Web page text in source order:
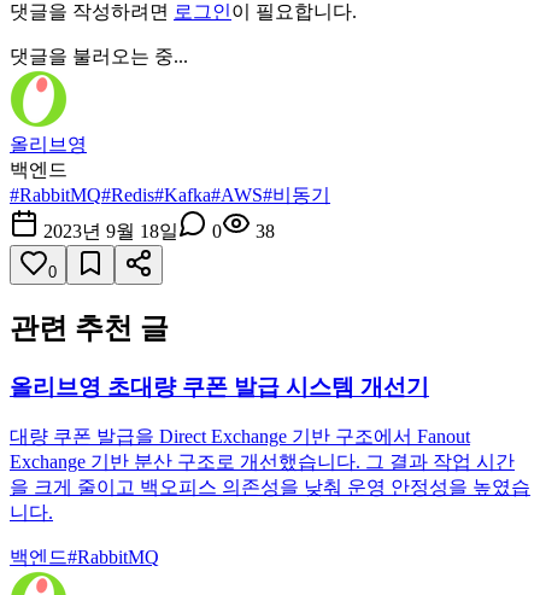
댓글을 작성하려면 로그인이 필요합니다.
댓글을 불러오는 중...
올리브영
백엔드
#RabbitMQ#Redis#Kafka#AWS#비동기
2023년 9월 18일
0 38
0
관련 추천 글
올리브영 초대량 쿠폰 발급 시스템 개선기
대량 쿠폰 발급을 Direct Exchange 기반 구조에서 Fanout
Exchange 기반 분산 구조로 개선했습니다. 그 결과 작업 시간
을 크게 줄이고 백오피스 의존성을 낮춰 운영 안정성을 높였습
니다.
백엔드#RabbitMQ